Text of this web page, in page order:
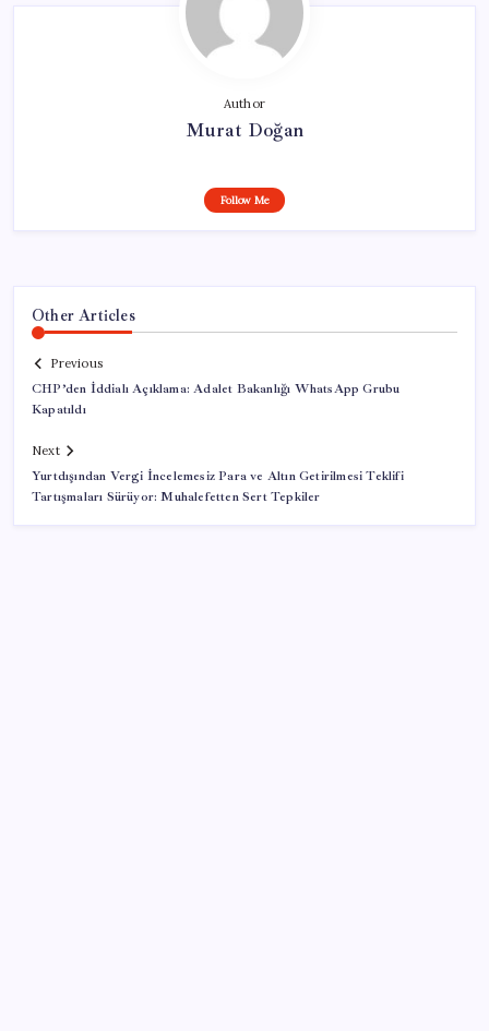
Author
Murat Doğan
Follow Me
Other Articles
Previous
CHP’den İddialı Açıklama: Adalet Bakanlığı WhatsApp Grubu
Kapatıldı
Next
Yurtdışından Vergi İncelemesiz Para ve Altın Getirilmesi Teklifi
Tartışmaları Sürüyor: Muhalefetten Sert Tepkiler